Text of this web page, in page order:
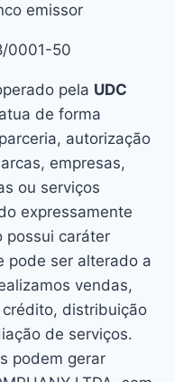
emissor
0001-50
pela UDC
de forma
autorização
empresas,
ou serviços
expressamente
possui caráter
pode ser alterado a
vendas,
distribuição
de serviços.
podem gerar